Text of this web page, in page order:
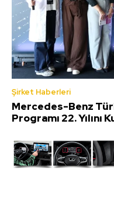
Şirket Haberleri
Mercedes-Benz
Programı 22. Yılını